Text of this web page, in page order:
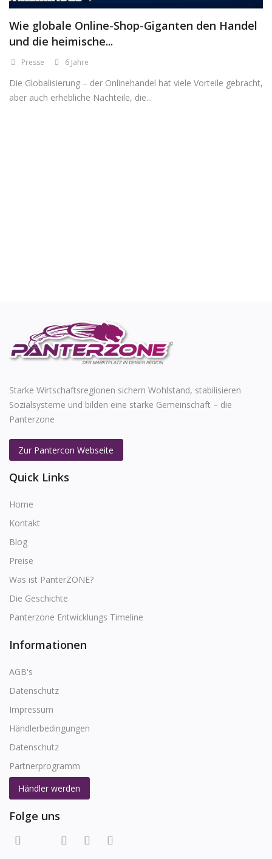
Anmeldung
Standort
Wie globale Online-Shop-Giganten den Handel
und die heimische...
Presse 6 Jahre
Die Globalisierung – der Onlinehandel hat viele Vorteile gebracht,
aber auch erhebliche Nachteile, die...
Starke Wirtschaftsregionen sichern Wohlstand, stabilisieren
Sozialsysteme und bilden eine starke Gemeinschaft – die
Panterzone
Zur Pantercon Webseite
Quick Links
Home
Kontakt
Blog
Preise
Was ist PanterZONE?
Die Geschichte
Panterzone Entwicklungs Timeline
Informationen
AGB's
Datenschutz
Impressum
Händlerbedingungen
Datenschutz
Partnerprogramm
Händler werden
Folge uns